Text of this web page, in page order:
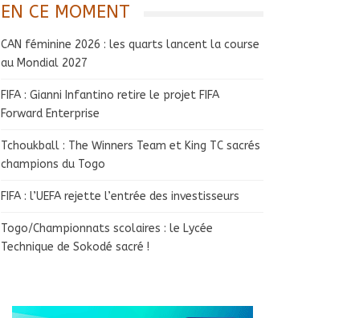
EN CE MOMENT
CAN féminine 2026 : les quarts lancent la course
au Mondial 2027
FIFA : Gianni Infantino retire le projet FIFA
Forward Enterprise
Tchoukball : The Winners Team et King TC sacrés
champions du Togo
FIFA : l’UEFA rejette l’entrée des investisseurs
Togo/Championnats scolaires : le Lycée
Technique de Sokodé sacré !